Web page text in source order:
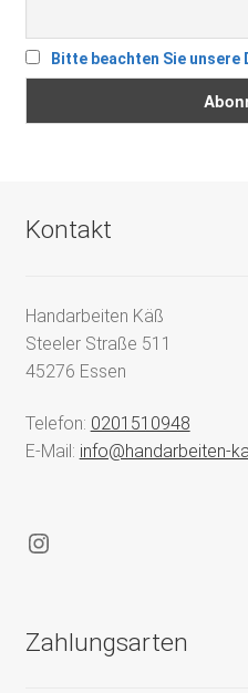
Bitte beachten Sie
Kontakt
Handarbeiten Käß
Steeler Straße 511
45276 Essen
Telefon: 0201510948
E-Mail: info@handarbeiten-
Instagram
Zahlungsarten